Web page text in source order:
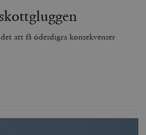
att få ödesdigra konsekvenser